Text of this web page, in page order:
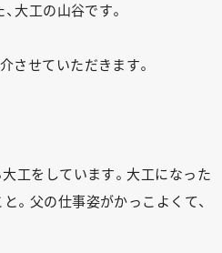
大工の山谷です。
させていただきます。
工をしています。大工になった
。父の仕事姿がかっこよくて、